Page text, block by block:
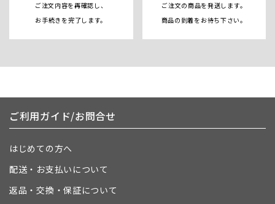
ご注文内容を再確認し、
お手続きを完了します。
ご注文の商品を発送します。
商品の到着をお待ち下さい。
ご利用ガイド/お問合せ
はじめての方へ
配送・お支払いについて
返品・交換・保証について